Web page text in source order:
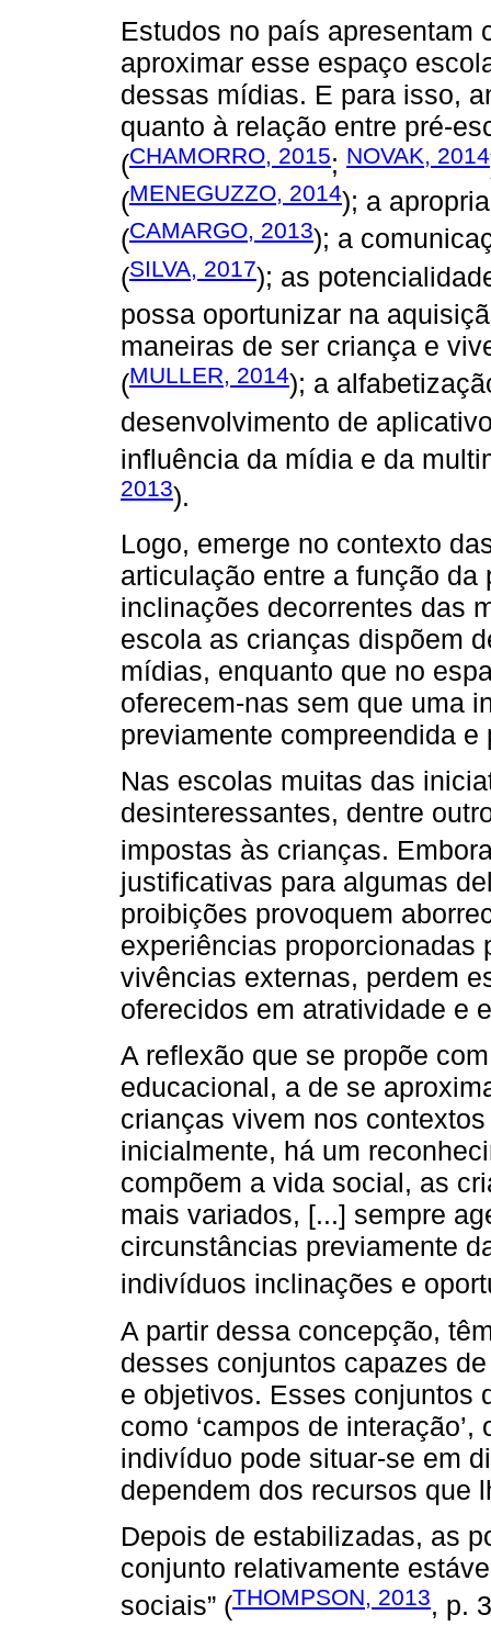
Estudos no país apresentam
aproximar esse espaço
dessas mídias. E para isso,
quanto à relação entre pré-
(CHAMORRO, 2015; NOVAK, 2014
(MENEGUZZO, 2014); a
(CAMARGO, 2013); a
(SILVA, 2017); as
possa oportunizar na
maneiras de ser criança e
(MULLER, 2014); a
desenvolvimento de
influência da mídia e da
2013).
Logo, emerge no contexto
articulação entre a função
inclinações decorrentes das
escola as crianças dispõem
mídias, enquanto que no
oferecem-nas sem que uma
previamente compreendida e
Nas escolas muitas das
desinteressantes, dentre
impostas às crianças.
justificativas para algumas
proibições provoquem
experiências proporcionadas
vivências externas, perdem
oferecidos em atratividade e
A reflexão que se propõe
educacional, a de se
crianças vivem nos
inicialmente, há um
compõem a vida social, as
mais variados, [...] sempre
circunstâncias previamente
indivíduos inclinações e
A partir dessa concepção,
desses conjuntos capazes
e objetivos. Esses conjuntos
como ‘campos de
indivíduo pode situar-se em
dependem dos recursos que
Depois de estabilizadas, as
conjunto relativamente
sociais” (THOMPSON, 2013, p.